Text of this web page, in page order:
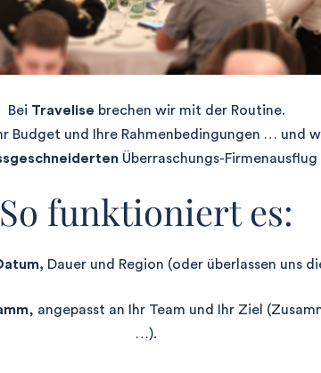
Bei Travelise brechen wir mit der Routine.
Budget und Ihre Rahmenbedingungen … und
Überraschungs-Firmenausflug
So funktioniert es:
Dauer und Region (oder überlassen uns
, angepasst an Ihr Team und Ihr Ziel
…).